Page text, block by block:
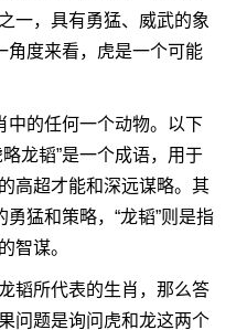
一，具有勇猛、威武的象
角度来看，虎是一个可能
中的任何一个动物。以下
龙韬”是一个成语，用于
高超才能和深远谋略。其
勇猛和策略，“龙韬”则是指
智谋。
韬所代表的生肖，那么答
问题是询问虎和龙这两个